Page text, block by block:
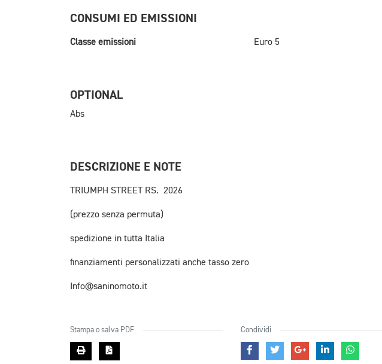
CONSUMI ED EMISSIONI
Classe emissioni Euro 5
OPTIONAL
Abs
DESCRIZIONE E NOTE
TRIUMPH STREET RS. 2026
(prezzo senza permuta)
spedizione in tutta Italia
finanziamenti personalizzati anche tasso zero
Info@saninomoto.it
Stampa o salva PDF Condividi